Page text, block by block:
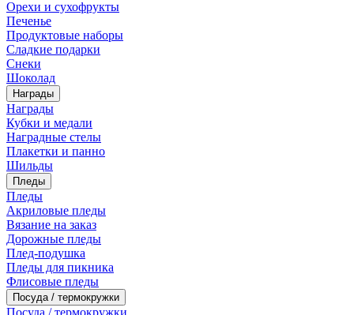
Орехи и сухофрукты
Печенье
Продуктовые наборы
Сладкие подарки
Снеки
Шоколад
Награды
Награды
Кубки и медали
Наградные стелы
Плакетки и панно
Шильды
Пледы
Пледы
Акриловые пледы
Вязание на заказ
Дорожные пледы
Плед-подушка
Пледы для пикника
Флисовые пледы
Посуда / термокружки
Посуда / термокружки